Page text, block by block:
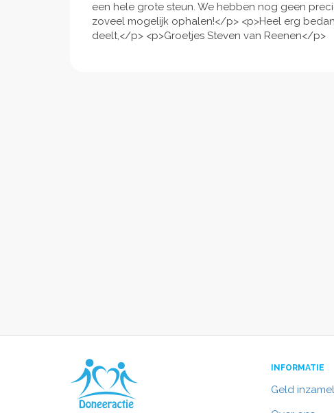
een hele grote steun. We hebben nog geen
zoveel mogelijk ophalen!</p> <p>Heel erg
deelt,</p> <p>Groetjes Steven van Reenen</p>
INFORMATIE
Geld